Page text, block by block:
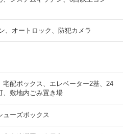
、オートロック、防犯カメラ
宅配ボックス、エレベーター2基、24
、敷地内ごみ置き場
ューズボックス